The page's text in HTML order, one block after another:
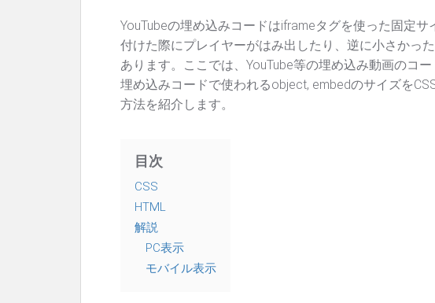
YouTubeの埋め込みコードはiframeタグを使った固定
付けた際にプレイヤーがはみ出したり、逆に小さかっ
あります。ここでは、YouTube等の埋め込み動画のコ
埋め込みコードで使われるobject, embedのサイズを
方法を紹介します。
目次
CSS
HTML
解説
PC表示
モバイル表示